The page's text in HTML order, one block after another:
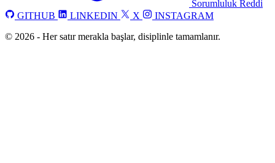
Sorumluluk Reddi
GITHUB
LINKEDIN X
INSTAGRAM
© 2026 - Her satır merakla başlar, disiplinle tamamlanır.